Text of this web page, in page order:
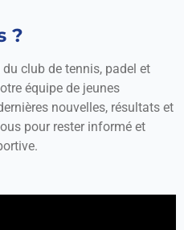
?
club de tennis, padel et
équipe de jeunes
nouvelles, résultats et
pour rester informé et